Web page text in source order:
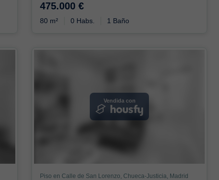
475.000 €
80 m² 0 Habs. 1 Baño
Vendida con
Piso en Calle de San Lorenzo, Chueca-Justicia, Madrid